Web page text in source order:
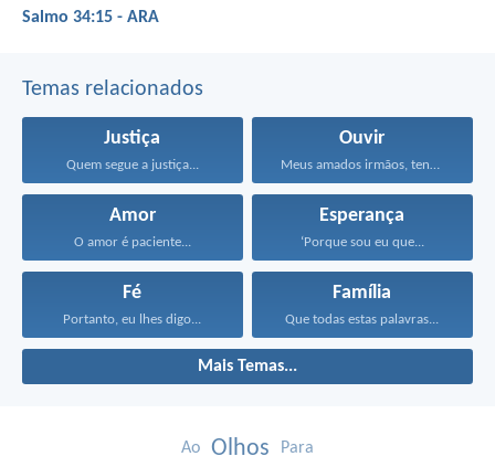
Salmo 34:15 - ARA
Temas relacionados
Justiça
Quem segue a justiça...
Ouvir
Meus amados irmãos, tenham...
Amor
O amor é paciente...
Esperança
‘Porque sou eu que...
Fé
Portanto, eu lhes digo...
Família
Que todas estas palavras...
Mais Temas...
Ao Olhos Para